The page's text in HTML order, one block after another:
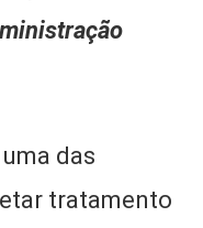
das
tratamento